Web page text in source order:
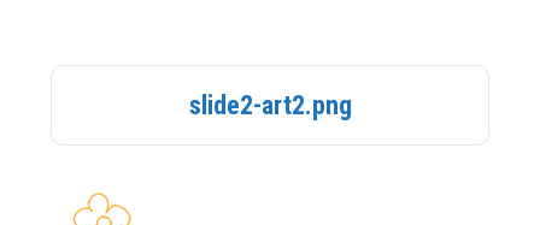
slide2-art2.png